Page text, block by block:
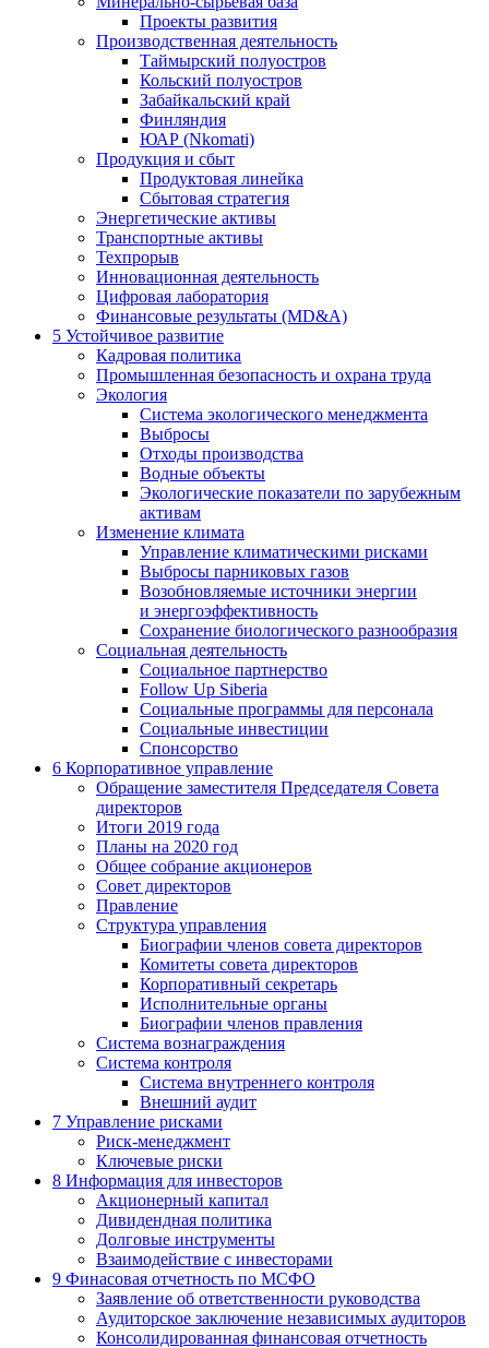
Проекты развития
Производственная деятельность
Таймырский полуостров
Кольский полуостров
Забайкальский край
Финляндия
ЮАР (Nkomati)
Продукция и сбыт
Продуктовая линейка
Сбытовая стратегия
Энергетические активы
Транспортные активы
Техпрорыв
Инновационная деятельность
Цифровая лаборатория
Финансовые результаты (MD&A)
5 Устойчивое развитие
Кадровая политика
Промышленная безопасность и охрана труда
Экология
Система экологического менеджмента
Выбросы
Отходы производства
Водные объекты
Экологические показатели по зарубежным
активам
Изменение климата
Управление климатическими рисками
Выбросы парниковых газов
Возобновляемые источники энергии
и энергоэффективность
Сохранение биологического разнообразия
Социальная деятельность
Социальное партнерство
Follow Up Siberia
Социальные программы для персонала
Социальные инвестиции
Спонсорство
6 Корпоративное управление
Обращение заместителя Председателя Совета
директоров
Итоги 2019 года
Планы на 2020 год
Общее собрание акционеров
Совет директоров
Правление
Структура управления
Биографии членов совета директоров
Комитеты совета директоров
Корпоративный секретарь
Исполнительные органы
Биографии членов правления
Система вознаграждения
Система контроля
Система внутреннего контроля
Внешний аудит
7 Управление рисками
Риск-менеджмент
Ключевые риски
8 Информация для инвесторов
Акционерный капитал
Дивидендная политика
Долговые инструменты
Взаимодействие с инвеcторами
9 Финасовая отчетность по МСФО
Заявление об ответственности руководства
Аудиторское заключение независимых аудиторов
Консолидированная финансовая отчетность